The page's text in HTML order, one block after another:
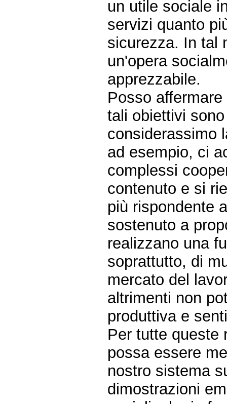
un utile sociale
servizi quanto
sicurezza. In tal
un'opera
apprezzabile.
Posso
tali obiettivi
considerassimo
ad esempio, ci
complessi
contenuto e si
più rispondente
sostenuto a
realizzano una
soprattutto, di
mercato del
altrimenti non
produttiva e
Per tutte queste
possa essere
nostro sistema
dimostrazioni